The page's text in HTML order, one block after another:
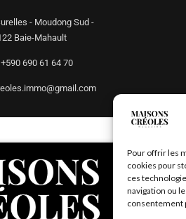
Pour offrir les
cookies pour
ces
navigation ou
consentement
- Moudong Sud -
Baie-Mahault
690 61 64 70